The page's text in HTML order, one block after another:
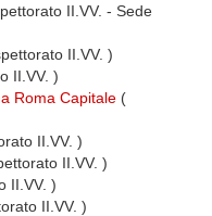
II.VV. - Sede
II.VV. )
II.VV. )
Roma Capitale (
II.VV. )
II.VV. )
II.VV. )
II.VV. )